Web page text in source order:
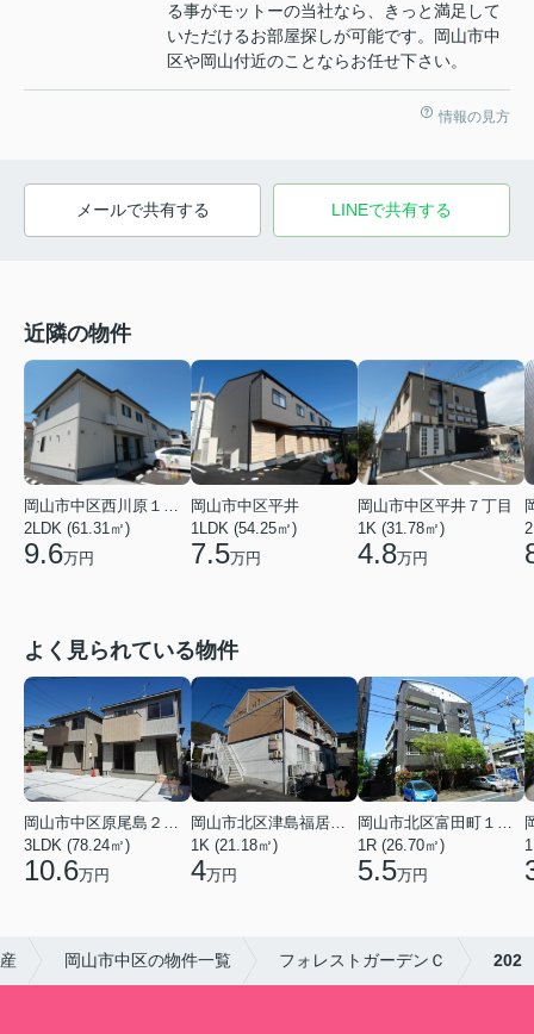
る事がモットーの当社なら、きっと満足して
いただけるお部屋探しが可能です。岡山市中
区や岡山付近のことならお任せ下さい。
情報の見方
メールで共有する LINEで共有する
近隣の物件
岡山市中区西川原１丁目
2LDK (61.31㎡)
9.6万円
岡山市中区平井
1LDK (54.25㎡)
7.5万円
岡山市中区平井７丁目
1K (31.78㎡)
4.8万円
よく見られている物件
岡山市中区原尾島２丁目
3LDK (78.24㎡)
10.6万円
岡山市北区津島福居１丁目
1K (21.18㎡)
4万円
岡山市北区富田町１丁目
1R (26.70㎡)
5.5万円
岡山市中区の物件一覧 フォレストガーデンＣ 202